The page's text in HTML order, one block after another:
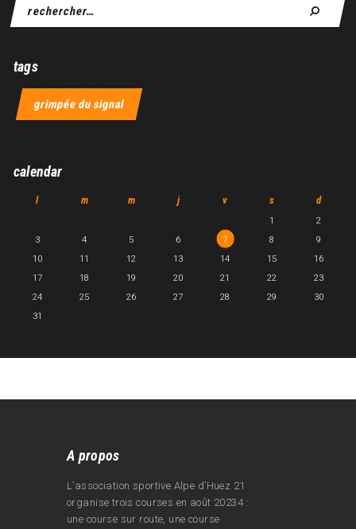
tags
grimpée du signal
calendar
l m m j v s d
1
2
3
4 5 6 7 8
9
10
11 12 13 14 15
16
17
18 19 20 21 22
23
24
25 26 27 28 29
30
31
A propos
L’association sportive Alpe d’Huez 21
organise trois courses en août 20234 :
une course sur route, une course